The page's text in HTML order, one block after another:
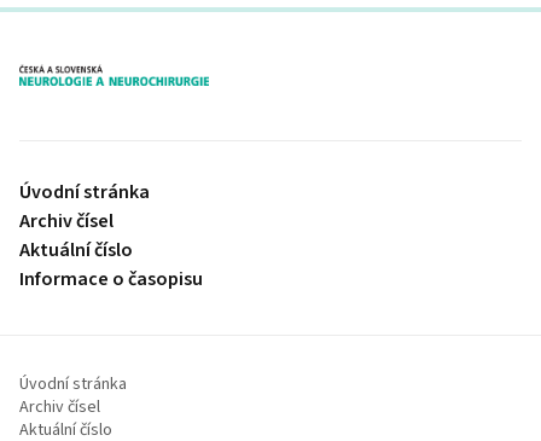
proLékaře.cz
Úvodní stránka
Archiv čísel
Aktuální číslo
Informace o časopisu
Úvodní stránka
Archiv čísel
Aktuální číslo